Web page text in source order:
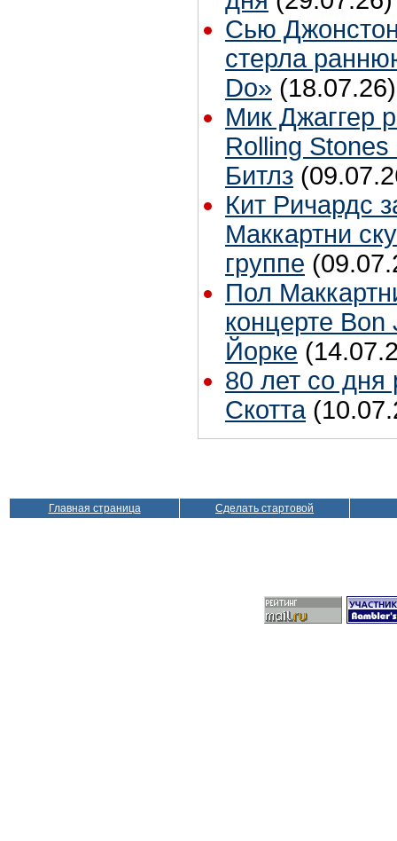
Сью
стерла
Do» (18.07.26)
Мик Джаггер
Rolling Stones
Битлз
Кит Ричардс
Маккартни
группе
Пол
концерте
Йорке
80 лет со
Скотта
Главная страница Сделать стартовой